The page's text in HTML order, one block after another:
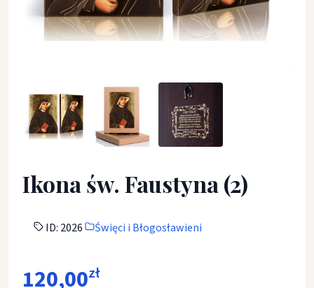
Ikona św. Faustyna (2) - Święci i Błogosławieni - Ikona św.
Ikona św. Faustyna (2)
ID: 2026 Święci i Błogosławieni
120,00zł